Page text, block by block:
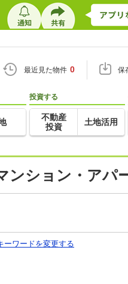
最近見た物件 0 保
投資する
不動産
投資
土地活用
ンション・アパ
ーワードを変更する